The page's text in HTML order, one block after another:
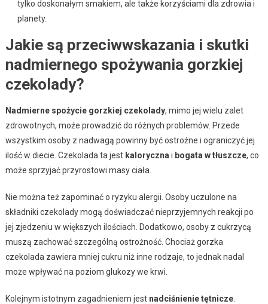
tylko doskonałym smakiem, ale także korzyściami dla zdrowia i
planety.
Jakie są przeciwwskazania i skutki
nadmiernego spożywania gorzkiej
czekolady?
Nadmierne spożycie gorzkiej czekolady, mimo jej wielu zalet
zdrowotnych, może prowadzić do różnych problemów. Przede
wszystkim osoby z nadwagą powinny być ostrożne i ograniczyć jej
ilość w diecie. Czekolada ta jest kaloryczna i bogata w tłuszcze, co
może sprzyjać przyrostowi masy ciała.
Nie można też zapominać o ryzyku alergii. Osoby uczulone na
składniki czekolady mogą doświadczać nieprzyjemnych reakcji po
jej zjedzeniu w większych ilościach. Dodatkowo, osoby z cukrzycą
muszą zachować szczególną ostrożność. Chociaż gorzka
czekolada zawiera mniej cukru niż inne rodzaje, to jednak nadal
może wpływać na poziom glukozy we krwi.
Kolejnym istotnym zagadnieniem jest nadciśnienie tętnicze.